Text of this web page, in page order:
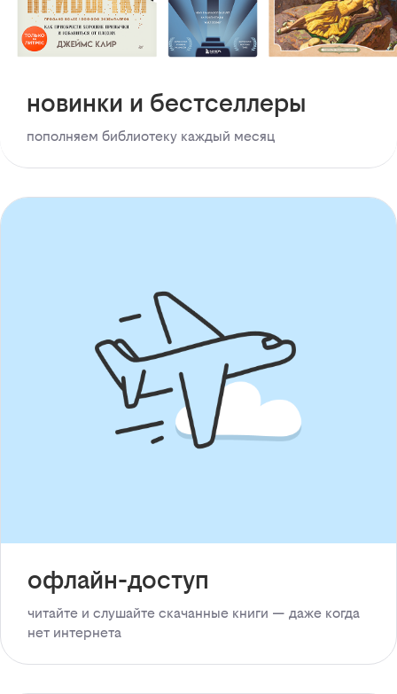
новинки и бестселлеры
пополняем библиотеку каждый месяц
офлайн-доступ
читайте и слушайте скачанные книги — даже когда
нет интернета